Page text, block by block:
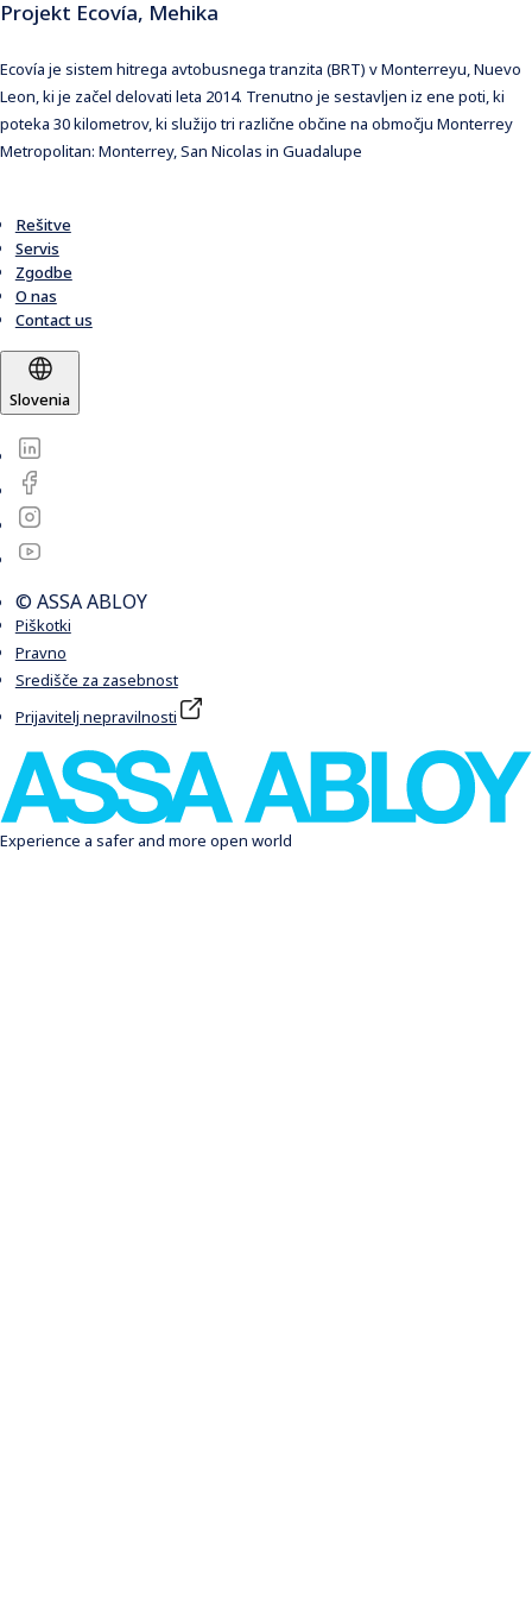
Projekt Ecovía, Mehika
Ecovía je sistem hitrega avtobusnega tranzita (BRT) v Monterreyu, Nuevo
Leon, ki je začel delovati leta 2014. Trenutno je sestavljen iz ene poti, ki
poteka 30 kilometrov, ki služijo tri različne občine na območju Monterrey
Metropolitan: Monterrey, San Nicolas in Guadalupe
Rešitve
Servis
Zgodbe
O nas
Contact us
Slovenia
© ASSA ABLOY
Piškotki
Pravno
Središče za zasebnost
Prijavitelj nepravilnosti
Experience a safer and more open world